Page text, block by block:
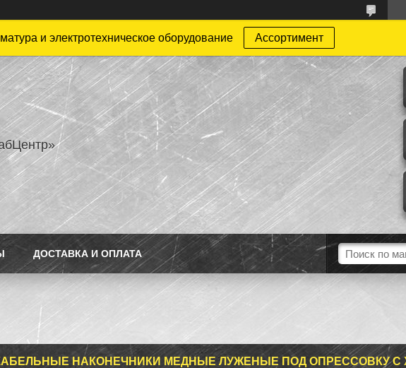
и электротехническое оборудование Ассортимент
ДОСТАВКА И ОПЛАТА
НАКОНЕЧНИКИ МЕДНЫЕ ЛУЖЕНЫЕ ПОД ОПРЕССОВКУ С